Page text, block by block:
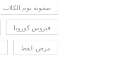
صعوبة نوم الكلاب
فيروس كورونا
مرض القط